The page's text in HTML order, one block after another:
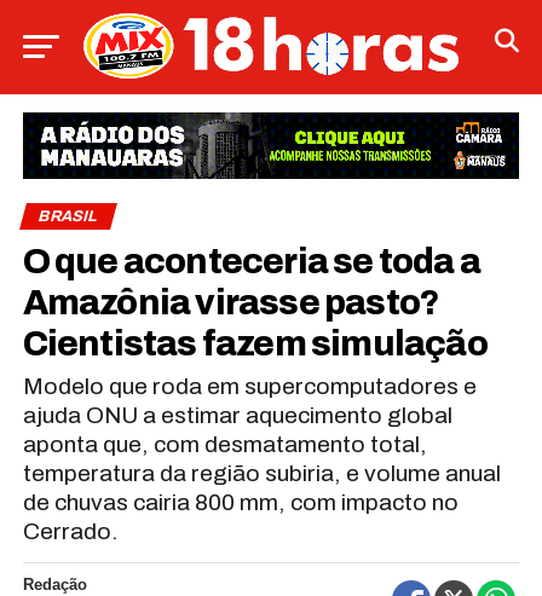
BRASIL
O que aconteceria se toda a
Amazônia virasse pasto?
Cientistas fazem simulação
Modelo que roda em supercomputadores e
ajuda ONU a estimar aquecimento global
aponta que, com desmatamento total,
temperatura da região subiria, e volume anual
de chuvas cairia 800 mm, com impacto no
Cerrado.
Redação